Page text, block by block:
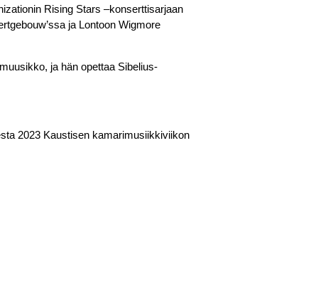
Rising Stars –konserttisarjaan
ja Lontoon Wigmore
ja hän opettaa Sibelius-
2023 Kaustisen kamarimusiikkiviikon